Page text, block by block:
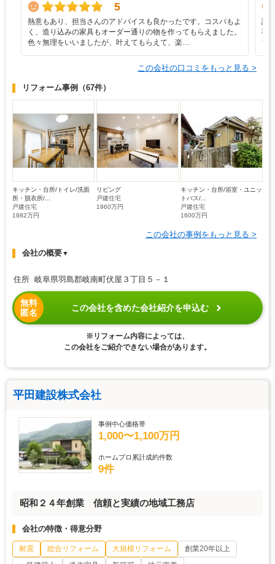
5
熱意もあり、担当さんのアドバイスも良かったです。コスパもよ
く、造り込みの家具もオーダー通りの物を作ってもらえました。
色々無理をいいましたが、叶えてもらえて、楽…
設
事
ち
この会社の口コミをもっと見る >
リフォーム事例 （67件）
キッチン・台所/トイレ/洗面
所・脱衣所/...
戸建住宅
1982万円
リビング
戸建住宅
1960万円
キッチン・台所/浴室・ユニッ
トバス/...
戸建住宅
1600万円
この会社の事例をもっと見る >
会社の概要▼
住所 岐阜県羽島郡岐南町伏屋３丁目５－１
無料
匿名
この会社を含めた会社紹介を申込む
※リフォーム内容によっては、
この会社をご紹介できない場合があります。
平田建設株式会社
事例中心価格帯
1,000〜1,100万円
ホームプロ累計成約件数
9件
昭和２４年創業 信頼と実績の地域工務店
会社の特徴・得意分野
耐震 総合リフォーム 大規模リフォーム
創業20年以上